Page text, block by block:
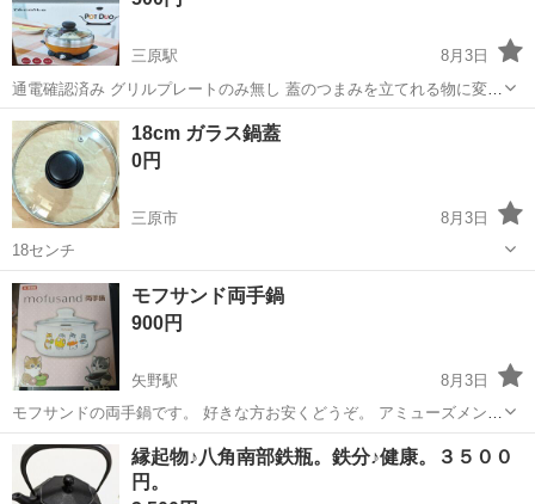
三原駅
8月3日
通電確認済み グリルプレートのみ無し 蓋のつまみを立てれる物に変え
ています。
広島 三原市 三原駅 調理器具
18cm ガラス鍋蓋
0円
三原市
8月3日
18センチ
広島 三原市 調理器具 セット
モフサンド両手鍋
900円
矢野駅
8月3日
モフサンドの両手鍋です。 好きな方お安くどうぞ。 アミューズメント
景品。 完全未使用未開封。 IH非対応。 現金手渡し取引です。 Noクレ
ーム、Noリターンで。 [取引場所] 矢野、海田、の指定場所にて。 先
ずは気になったら...
広島 広島市 矢野駅 調理器具 手鍋
縁起物♪八角南部鉄瓶。鉄分♪健康。３５００
円。